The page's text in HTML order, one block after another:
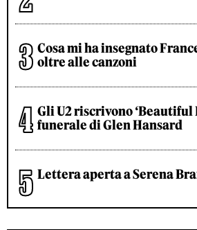
Cosa mi ha insegnato
oltre alle canzoni
Gli U2 riscrivono ‘Beautiful
funerale di Glen Hansard
Lettera aperta a Serena